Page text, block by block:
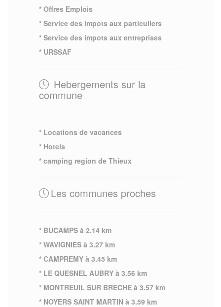
* Offres Emplois
* Service des impots aux particuliers
* Service des impots aux entreprises
* URSSAF
Hebergements sur la
commune
* Locations de vacances
* Hotels
* camping region de Thieux
Les communes proches
* BUCAMPS à 2.14 km
* WAVIGNIES à 3.27 km
* CAMPREMY à 3.45 km
* LE QUESNEL AUBRY à 3.56 km
* MONTREUIL SUR BRECHE à 3.57 km
* NOYERS SAINT MARTIN à 3.59 km